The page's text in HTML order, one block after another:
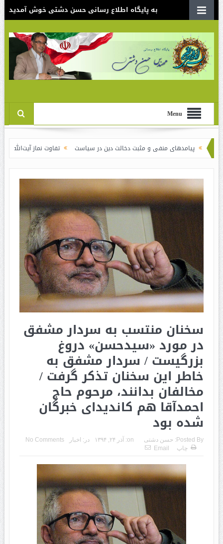
به پایگاه اطلاع رسانی حسن دشتی خوش آمدید
Menu
منفی و مثبت دخالت دین در سیاست تفاوت نماز آیت‌الله خامنه‌ای برای
سخنان منتسب به سردار مشفق
در مورد «سیدحسن» دروغ
بزرگیست / سردار مشفق به
خاطر این سخنان تذکر گرفت /
مخالفان بدانند، مرحوم حاج
احمدآقا هم کاندیدای خبرگان
شده بود
Posted By: حسن دشتی on: آذر ۲۴, ۱۳۹۴ در: اخبار
No Comments
چاپ
Email